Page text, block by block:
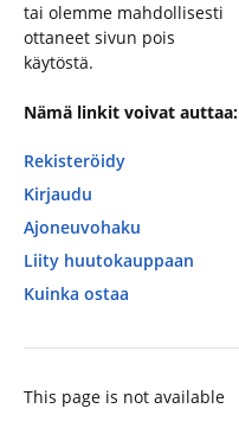
tai olemme mahdollisesti
ottaneet sivun pois
käytöstä.
Nämä linkit voivat auttaa:
Rekisteröidy
Kirjaudu
Ajoneuvohaku
Liity huutokauppaan
Kuinka ostaa
This page is not available